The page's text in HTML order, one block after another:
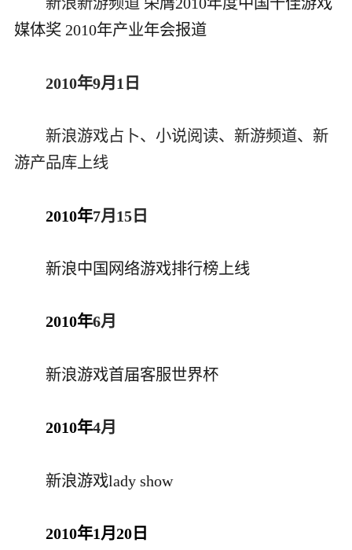
媒体奖 2010年产业年会报道
2010年9月1日
新浪游戏占卜、小说阅读、新游频道、新
游产品库上线
2010年7月15日
新浪中国网络游戏排行榜上线
2010年6月
新浪游戏首届客服世界杯
2010年4月
新浪游戏lady show
2010年1月20日